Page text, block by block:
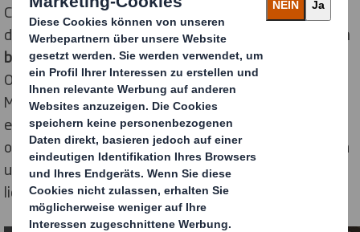
Commerce bei DS Smith, hielt eine Präsentation mit
dem provokanten Titel„E-Commerce: Vom Aussterben
bedroht?“. Darin ging sie auf die Anforderungen an
Onlineverpackungen ein und präsentierte DISCS
Made2fit als innovative Lösungen. Anschließend
erklärte Isabel Rocher, dass in der Handelslandschaft
online und offline künftig weiter verschmelzen werden
und die Lösung in omnichannel-fähigen Verpackungen
liegt, die in allen Kanälen funktionieren.